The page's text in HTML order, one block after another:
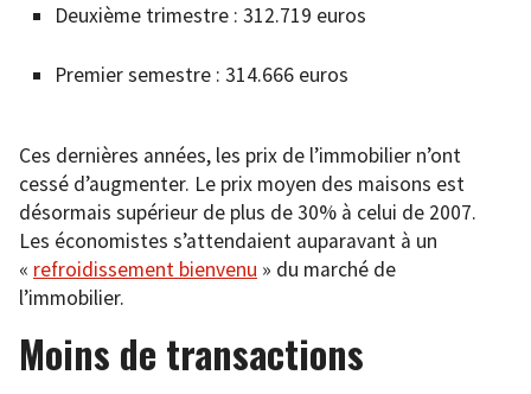
Deuxième trimestre : 312.719 euros
Premier semestre : 314.666 euros
Ces dernières années, les prix de l’immobilier n’ont
cessé d’augmenter. Le prix moyen des maisons est
désormais supérieur de plus de 30% à celui de 2007.
Les économistes s’attendaient auparavant à un
« refroidissement bienvenu » du marché de
l’immobilier.
Moins de transactions